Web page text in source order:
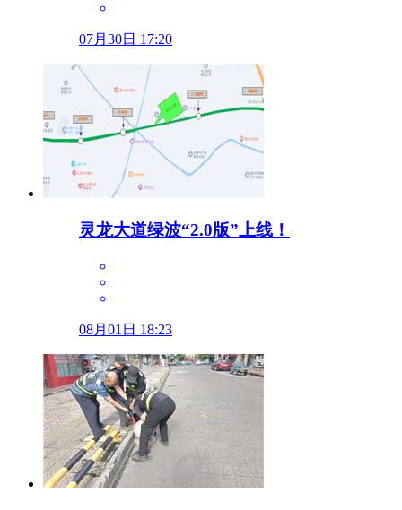
07月30日 17:20
灵龙大道绿波“2.0版”上线！
08月01日 18:23